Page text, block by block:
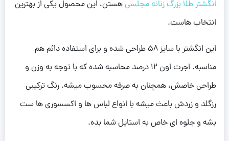
انگشتر طلا بزرگ زنانه مجلسیهستن، این محصول یکی از بهترین
انتخاب هاست.
این انگشتر با سایز 58 طراحی شده و برای استفاده دائم هم
مناسبه. اجرت اون 12 درصد محاسبه شده که با توجه به وزن و
طراحی خاصش، همچنان به صرفه محسوب میشه. رنگ ترکیبی
رزگلد و زردش باعث میشه با انواع لباس ها و اکسسوری ها ست
بشه و جلوه ای خاص به استایل شما بده.